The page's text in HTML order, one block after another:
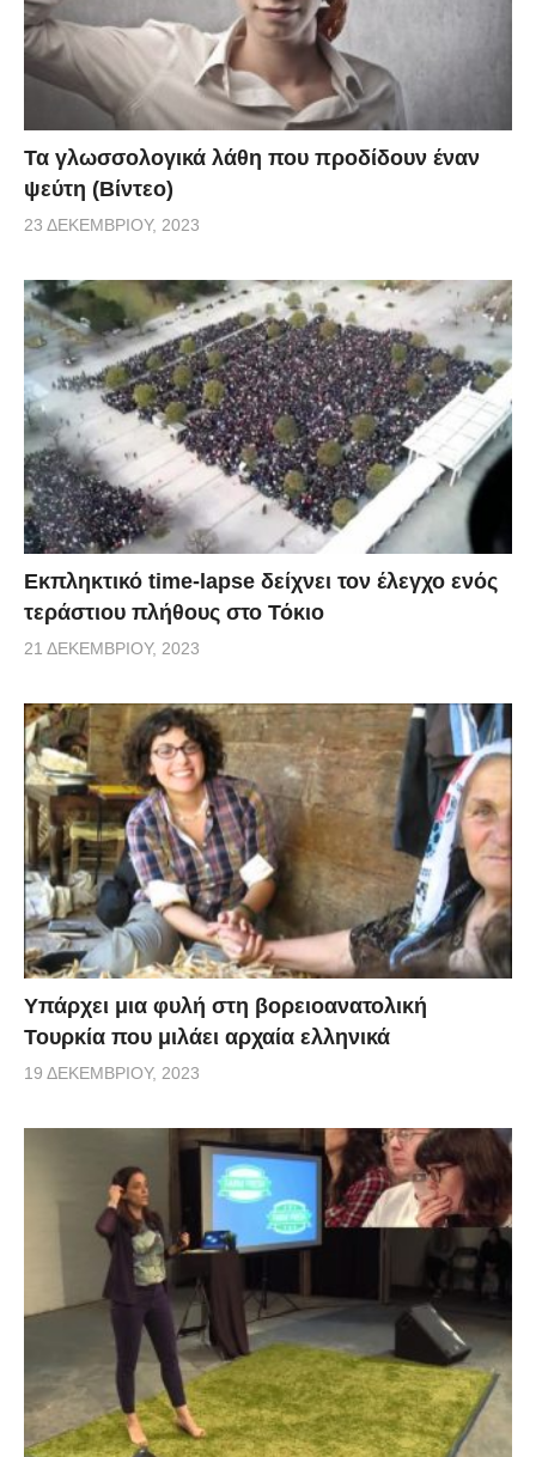
Τα γλωσσολογικά λάθη που προδίδουν έναν
ψεύτη (Βίντεο)
23 ΔΕΚΕΜΒΡΊΟΥ, 2023
Εκπληκτικό time-lapse δείχνει τον έλεγχο ενός
τεράστιου πλήθους στο Τόκιο
21 ΔΕΚΕΜΒΡΊΟΥ, 2023
Υπάρχει μια φυλή στη βορειοανατολική
Τουρκία που μιλάει αρχαία ελληνικά
19 ΔΕΚΕΜΒΡΊΟΥ, 2023